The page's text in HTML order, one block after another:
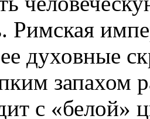
Римская
духовные
запахом
с «белой»